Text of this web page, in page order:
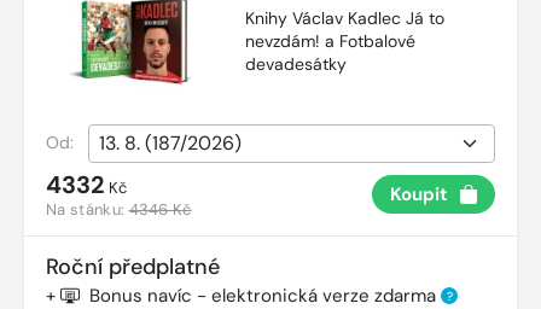
Knihy Václav Kadlec Já to
nevzdám! a Fotbalové
devadesátky
Od:
4332 Kč
Na stánku:4346 Kč
Koupit
Roční předplatné
+ Bonus navíc - elektronická verze zdarma ?